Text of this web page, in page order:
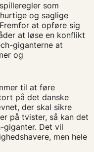
som
og saglige
at opføre sig
at løse en konflikt
giganterne at
og
til at føre
på det danske
der skal sikre
på tvister, så kan det
Det vil
men hele